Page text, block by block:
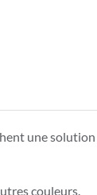
une
couleurs.